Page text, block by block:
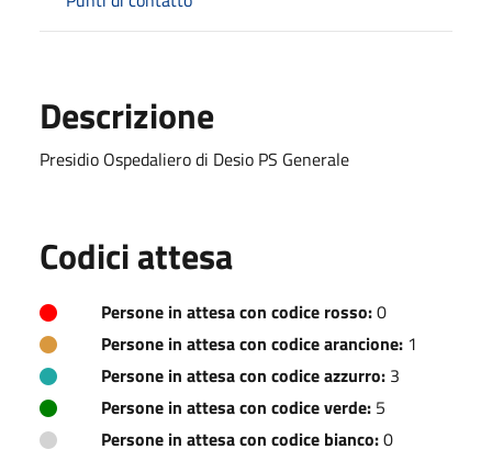
Descrizione
Presidio Ospedaliero di Desio PS Generale
Codici attesa
Persone in attesa con codice rosso:0
Persone in attesa con codice arancione: 1
Persone in attesa con codice azzurro: 3
Persone in attesa con codice verde: 5
Persone in attesa con codice bianco:0